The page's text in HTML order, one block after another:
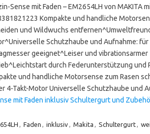
Sense mit Faden – EM2654LH von MAKITA
Kompakte und handliche
und Wildwuchs
Schutzhaube und Aufnahme: für
geeignet^Leiser und vibrationsarmer
durch Federunterstützung und
und handliche Motorsense zum Rasen
4-Takt-Motor Universelle Schutzhaube und
mit Faden inklusiv Schultergurt und
, Faden , inklusiv, Makita , Schultergurt,